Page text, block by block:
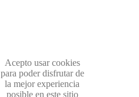
Acepto usar cookies
para poder disfrutar de
la mejor experiencia
posible en este sitio